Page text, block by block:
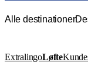
Alle destinationer
ExtralingoLøfte